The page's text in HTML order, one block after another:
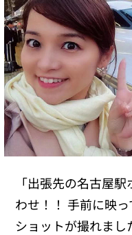
「出張先の名古屋
わせ！！ 手前に映
ショットが撮れまし